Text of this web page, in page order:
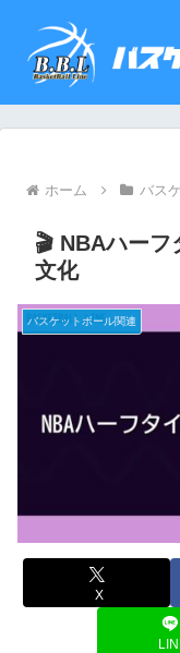
ホーム バス
🎬 NBAハー
文化
バスケットボール関連
X